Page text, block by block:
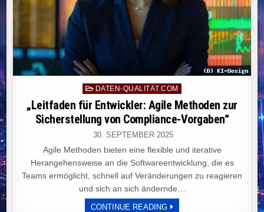
Posted
in
DATEN-QUALITÄT.COM
„Leitfaden für Entwickler: Agile Methoden zur
Sicherstellung von Compliance-Vorgaben“
30. SEPTEMBER 2025
Agile Methoden bieten eine flexible und iterative
Herangehensweise an die Softwareentwicklung, die es
Teams ermöglicht, schnell auf Veränderungen zu reagieren
und sich an sich ändernde…
CONTINUE READING„LEITFADEN